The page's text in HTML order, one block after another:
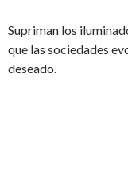
Supriman los
que las sociedades
deseado.